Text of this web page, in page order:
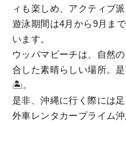
ィも楽しめ、アクティブ派
遊泳期間は4月から9月ま
います。
ウッパマビーチは、自然
合した素晴らしい場所。
🏝️。
是非、沖縄に行く際には
外車レンタカープライム